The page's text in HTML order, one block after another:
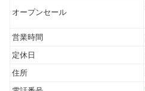
オープンセール
営業時間
定休日
住所